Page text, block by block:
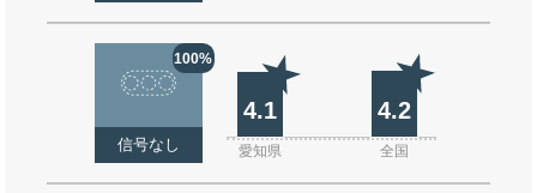
100%
信号なし
4.1 4.2
愛知県 全国